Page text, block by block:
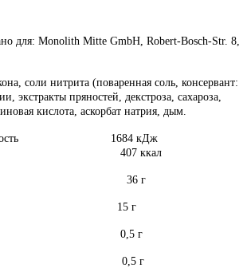
для: Monolith Mitte GmbH, Robert-Bosch-Str. 8,
соли нитрита (поваренная соль, консервант:
экстракты пряностей, декстроза, сахароза,
кислота, аскорбат натрия, дым.
ценность 1684 кДж
407 ккал
36 г
жиры 15 г
0,5 г
0,5 г